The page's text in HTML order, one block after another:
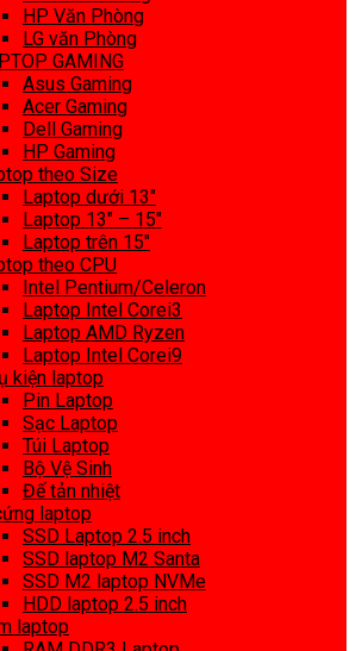
HP Văn Phòng
LG văn Phòng
GAMING
Asus Gaming
Acer Gaming
Dell Gaming
HP Gaming
theo Size
Laptop dưới 13″
Laptop 13″ – 15″
Laptop trên 15″
theo CPU
Intel Pentium/Celeron
Laptop Intel Corei3
Laptop AMD Ryzen
Laptop Intel Corei9
kiện laptop
Pin Laptop
Sạc Laptop
Túi Laptop
Bộ Vệ Sinh
Đế tản nhiệt
laptop
SSD Laptop 2.5 inch
SSD laptop M2 Santa
SSD M2 laptop NVMe
HDD laptop 2.5 inch
laptop